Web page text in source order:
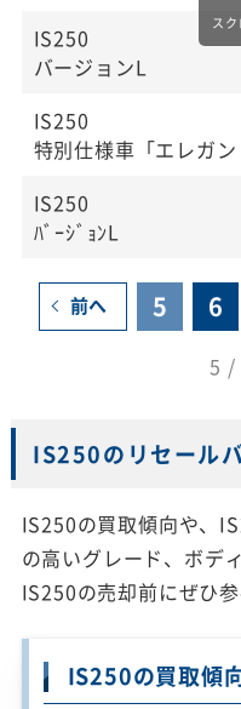
IS250
バージョンL
IS250
特別仕様車「エレガン
IS250
ﾊﾞｰｼﾞｮﾝL
前へ 5 6
5 /
IS250のリセール
IS250の買取傾向や、
の高いグレード、ボデ
IS250の売却前にぜひ
IS250の買取傾